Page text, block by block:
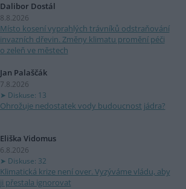
Dalibor Dostál
8.8.2026
Místo kosení vyprahlých trávníků odstraňování
invazních dřevin. Změny klimatu promění péči
o zeleň ve městech
Jan Palaščák
7.8.2026
Diskuse: 13
Ohrožuje nedostatek vody budoucnost jádra?
Eliška Vidomus
6.8.2026
Diskuse: 32
Klimatická krize není over. Vyzýváme vládu, aby
ji přestala ignorovat